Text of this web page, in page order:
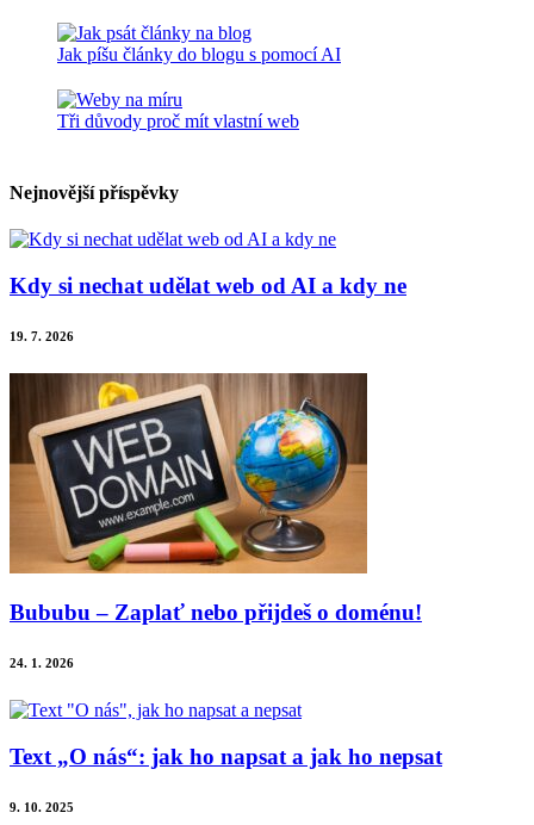
Jak píšu články do blogu s pomocí AI
Tři důvody proč mít vlastní web
Nejnovější příspěvky
Kdy si nechat udělat web od AI a kdy ne
19. 7. 2026
Bububu – Zaplať nebo přijdeš o doménu!
24. 1. 2026
Text „O nás“: jak ho napsat a jak ho nepsat
9. 10. 2025